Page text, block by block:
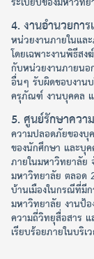
4. งานอำนวยกา
หน่วยงานภายในแล
โดยเฉพาะงานพิธีส
กับหน่วยงานภายนอ
อื่นๆ รับผิดชอบงาน
ครุภัณฑ์ งานบุคคล
5. ศูนย์รักษาคว
ความปลอดภัยของ
ของนักศึกษา และบุ
ภายในมหาวิทยาลัย
มหาวิทยาลัย ตลอด
บ้านเมืองในกรณีที่มี
มหาวิทยาลัย งานป้
ความถี่วิทยุสื่อสาร แ
เรียบร้อยภายในบริ